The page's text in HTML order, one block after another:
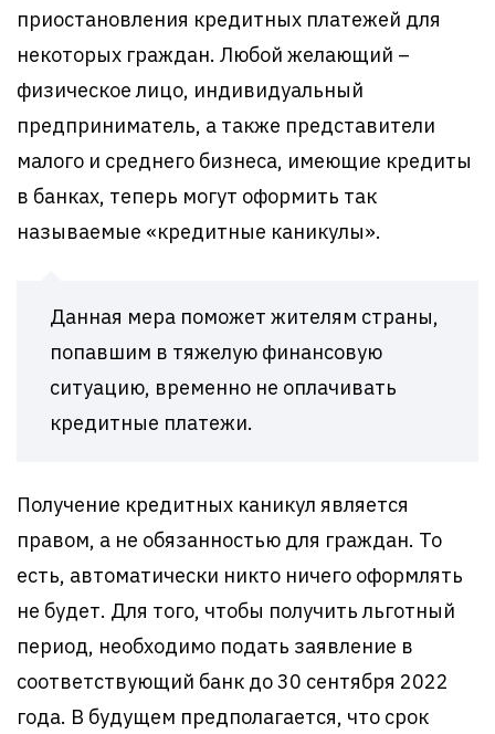
приостановления кредитных платежей для
некоторых граждан. Любой желающий –
физическое лицо, индивидуальный
предприниматель, а также представители
малого и среднего бизнеса, имеющие кредиты
в банках, теперь могут оформить так
называемые «кредитные каникулы».
Данная мера поможет жителям страны,
попавшим в тяжелую финансовую
ситуацию, временно не оплачивать
кредитные платежи.
Получение кредитных каникул является
правом, а не обязанностью для граждан. То
есть, автоматически никто ничего оформлять
не будет. Для того, чтобы получить льготный
период, необходимо подать заявление в
соответствующий банк до 30 сентября 2022
года. В будущем предполагается, что срок